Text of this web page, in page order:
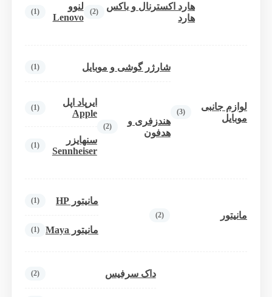
هارد اکسترنال و باکس
هارد
(2)
لنوو
Lenovo
(1)
لوازم جانبی
موبایل
(3)
شارژر گوشی و موبایل (1)
هندزفری و
هدفون
(2)
ایرپاد اپل
Apple
(1)
سنهایزر
Sennheiser
(1)
مانیتور (2)
مانیتور HP (1)
مانیتور Maya (1)
داک سرفیس (2)